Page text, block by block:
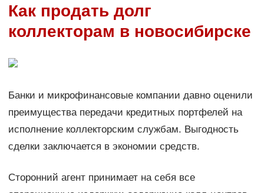
Как продать долг
коллекторам в новосибирске
Банки и микрофинансовые компании давно оценили
преимущества передачи кредитных портфелей на
исполнение коллекторским службам. Выгодность
сделки заключается в экономии средств.
Сторонний агент принимает на себя все